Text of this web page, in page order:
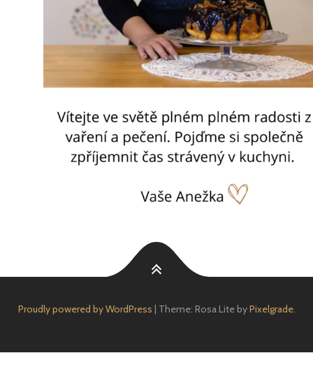
Proudly powered by WordPress | Theme: Rosa Lite byPixelgrade.